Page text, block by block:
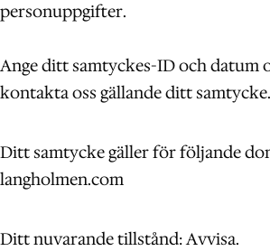
personuppgifter.
Ange ditt samtyckes-ID och datum
kontakta oss gällande ditt samtycke.
Ditt samtycke gäller för följande
langholmen.com
Ditt nuvarande tillstånd: Avvisa.